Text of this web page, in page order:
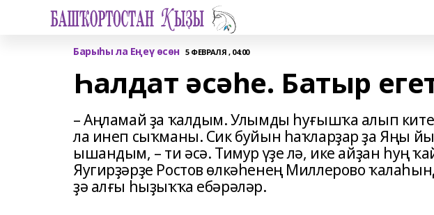
Барыһы ла Еңеү өсөн 5 ФЕВРАЛЯ , 04:00
Һалдат әсәһе. Батыр
– Аңламай ҙа ҡалдым. Улымды һуғышҡа алып
ла инеп сыҡманы. Сик буйын һаҡларҙар ҙа Яңы
ышандым, – ти әсә. Тимур үҙе лә, ике айҙан һуң
Яугирҙәрҙе Ростов өлкәһенең Миллерово
ҙә алғы һыҙыҡҡа ебәрәләр.